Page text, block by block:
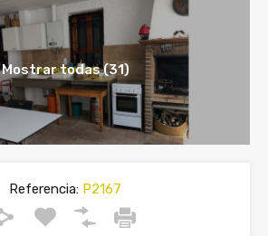
Mostrar todas (31)
Referencia: P2167